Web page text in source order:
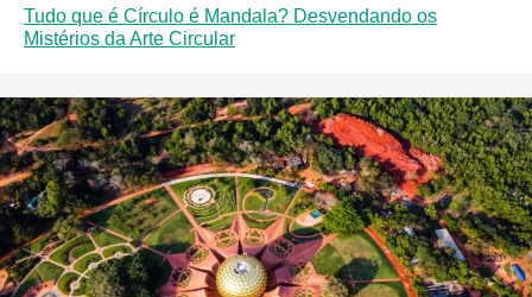
Tudo que é Círculo é Mandala? Desvendando os
Mistérios da Arte Circular